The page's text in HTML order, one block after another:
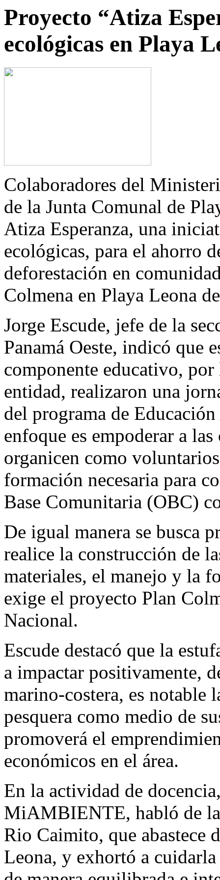
Proyecto “Atiza
ecológicas en Playa
Colaboradores del
de la Junta Comunal de
Atiza Esperanza, una
ecológicas, para el ahorro
deforestación en
Colmena en Playa Leona
Jorge Escude, jefe de la
Panamá Oeste, indicó que
componente educativo,
entidad, realizaron una
del programa de
enfoque es empoderar a
organicen como
formación necesaria para
Base Comunitaria (OBC)
De igual manera se busca
realice la construcción de
materiales, el manejo y la
exige el proyecto Plan
Nacional.
Escude destacó que la
a impactar positivamente,
marino-costera, es notable
pesquera como medio de
promoverá el
económicos en el área.
En la actividad de
MiAMBIENTE, habló de
Rio Caimito, que abastece
Leona, y exhortó a